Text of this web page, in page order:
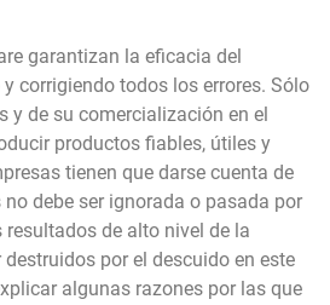
garantizan la eficacia del
corrigiendo todos los errores. Sólo
y de su comercialización en el
productos fiables, útiles y
tienen que darse cuenta de
debe ser ignorada o pasada por
de alto nivel de la
por el descuido en este
algunas razones por las que